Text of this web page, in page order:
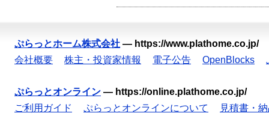
ぷらっとホーム株式会社 — https://www.plathome.co.jp/
会社概要
株主・投資家情報 電子公告 OpenBlocks
ぷらっとオンライン — https://online.plathome.co.jp/
ご利用ガイド
ぷらっとオンラインについて
見積書・